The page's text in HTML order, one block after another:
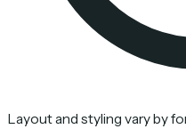
Layout and styling vary by